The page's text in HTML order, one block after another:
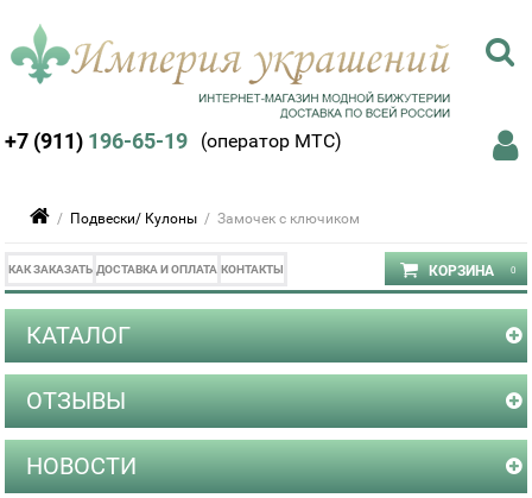
+7 (911) 196-65-19 (оператор МТС)
/ Подвески/ Кулоны / Замочек с ключиком
КАК ЗАКАЗАТЬ ДОСТАВКА И ОПЛАТА КОНТАКТЫ
КАТАЛОГ
ОТЗЫВЫ
НОВОСТИ